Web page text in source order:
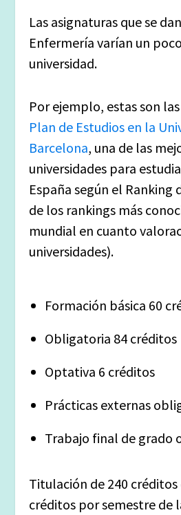
Las asignaturas que se
Enfermería varían un
universidad.
Por ejemplo, estas son
Plan de Estudios en la
Barcelona, una de las
universidades para
España según el Ranking
de los rankings más
mundial en cuanto
universidades).
Formación básica 60
Obligatoria 84 créditos
Optativa 6 créditos
Prácticas externas
Trabajo final de grado
Titulación de 240 créditos
créditos por semestre de